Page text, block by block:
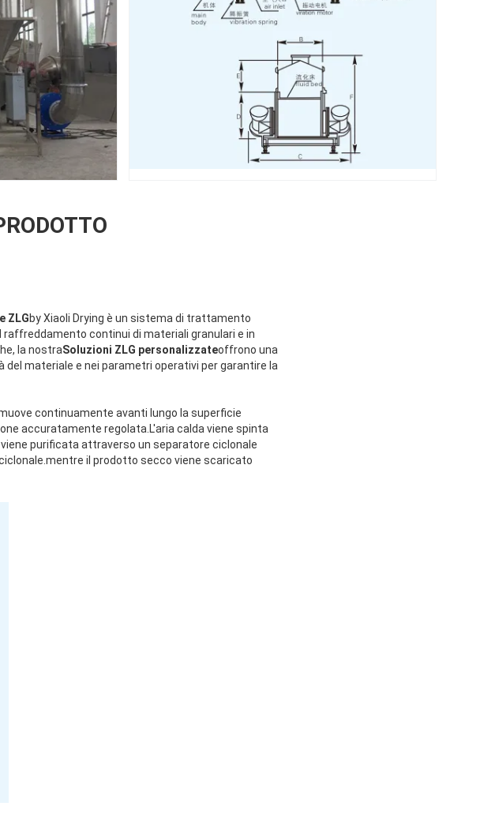
ZLGby Xiaoli Drying è un sistema di trattamento
continui di materiali granulari e in
la nostraSoluzioni ZLG personalizzateoffrono una
materiale e nei parametri operativi per garantire la
continuamente avanti lungo la superficie
accuratamente regolata.L'aria calda viene spinta
purificata attraverso un separatore ciclonale
il prodotto secco viene scaricato